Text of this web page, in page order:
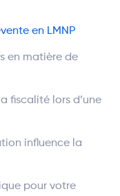
en LMNP
en matière de
fiscalité lors d’une
influence la
pour votre